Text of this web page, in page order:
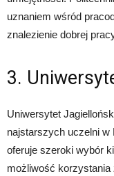
uznaniem wśród
znalezienie dobrej
3.
Uniwersytet
najstarszych uczelni w
oferuje szeroki wybór
możliwość